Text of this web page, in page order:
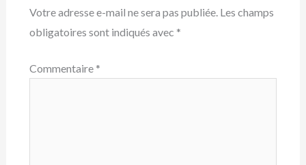
Votre adresse e-mail ne sera pas publiée. Les champs
obligatoires sont indiqués avec *
Commentaire *